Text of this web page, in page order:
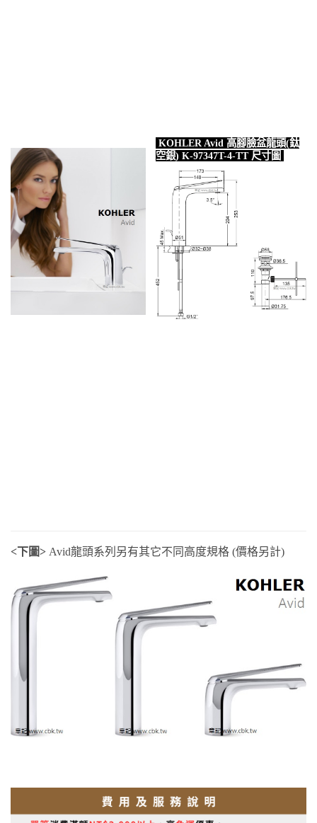
KOHLER Avid 高腳臉盆龍頭(鈦
空銀) K-97347T-4-TT 尺寸圖
<下圖> Avid龍頭系列另有其它不同高度規格 (價格另計)